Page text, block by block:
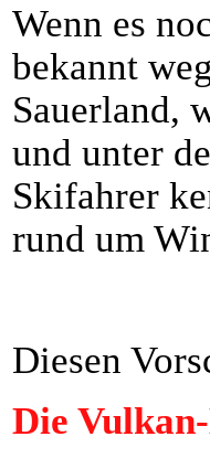
Wenn es
bekannt
Sauerland,
und unter
Skifahrer
rund um
Diesen
Die